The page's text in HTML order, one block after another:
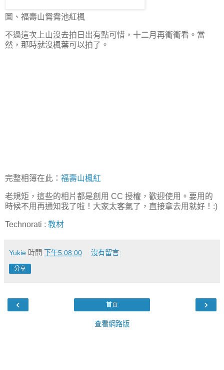
圖、福壽山鴛鴦池紅楓
不過這次上山沒去拍日出有點可惜，十二月再衝衝看。當
然，那時就沒楓葉可以拍了。
完整相簿在此： 福壽山楓紅
老規矩，這些的相片都是創用 CC 授權，歡迎使用。要用的
時候不用再通知我了啦！大家太客氣了，直接拿去用就好！:)
Technorati : 教材
Yukie 時間 下午5:08:00 沒有留言:
分享
‹ ›
首頁
查看網路版